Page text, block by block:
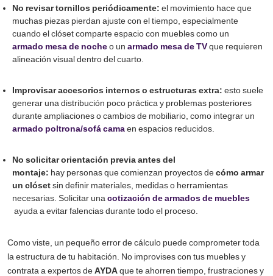
No revisar tornillos periódicamente: el movimiento hace que
muchas piezas pierdan ajuste con el tiempo, especialmente
cuando el clóset comparte espacio con muebles como un
armado mesa de nocheo unarmado mesa de TVque requieren
alineación visual dentro del cuarto.
Improvisar accesorios internos o estructuras extra: esto suele
generar una distribución poco práctica y problemas posteriores
durante ampliaciones o cambios de mobiliario, como integrar un
armado poltrona/sofá camaen espacios reducidos.
No solicitar orientación previa antes del
montaje: hay personas que comienzan proyectos decómo armar
un clósetsin definir materiales, medidas o herramientas
necesarias. Solicitar unacotización de armados de muebles
ayuda a evitar falencias durante todo el proceso.
Como viste, un pequeño error de cálculo puede comprometer toda
la estructura de tu habitación. No improvises con tus muebles y
contrata a expertos deAYDAque te ahorren tiempo, frustraciones y